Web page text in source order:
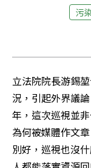
污
立法院院長游錫
況，引起外界議
年，這次巡視並
為何被媒體作文
別好，巡視也沒